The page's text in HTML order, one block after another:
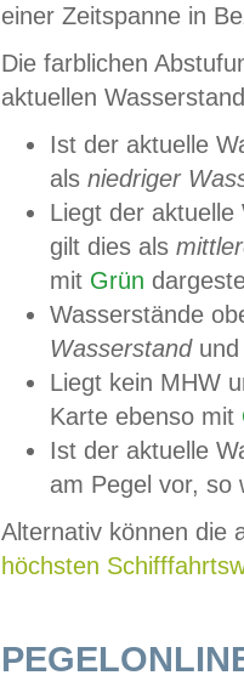
einer Zeitspanne in
Die farblichen
aktuellen
Ist der aktuelle
als niedriger
Liegt der
gilt dies als
mit Grün
Wasserstände
Wasserstandund
Liegt kein MHW
Karte ebenso mit
Ist der aktuelle
am Pegel vor,
Alternativ können die
höchsten